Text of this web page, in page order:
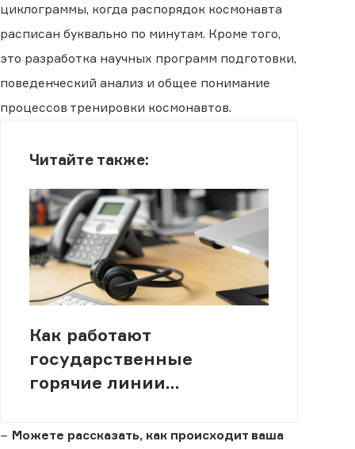
циклограммы, когда распорядок космонавта
расписан буквально по минутам. Кроме того,
это разработка научных программ подготовки,
поведенческий анализ и общее понимание
процессов тренировки космонавтов.
Читайте также:
Как работают
государственные
горячие линии
в Казахстане
− Можете рассказать, как происходит ваша